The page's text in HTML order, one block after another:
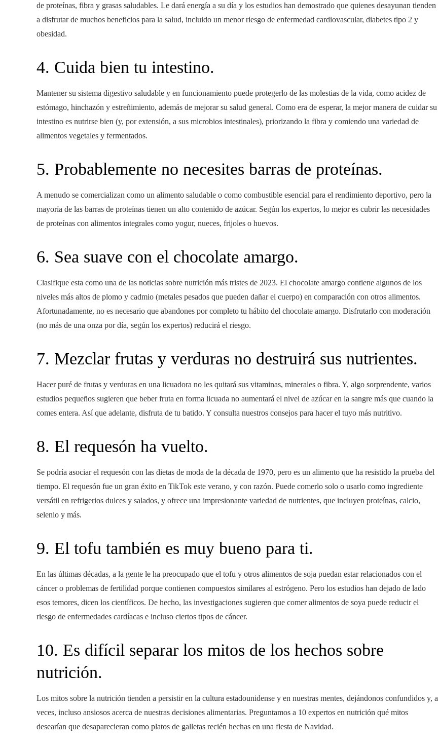
de proteínas, fibra y grasas saludables. Le dará energía a su día y los estudios han demostrado que quienes desayunan tienden
a disfrutar de muchos beneficios para la salud, incluido un menor riesgo de enfermedad cardiovascular, diabetes tipo 2 y
obesidad.
4. Cuida bien tu intestino.
Mantener su sistema digestivo saludable y en funcionamiento puede protegerlo de las molestias de la vida, como acidez de
estómago, hinchazón y estreñimiento, además de mejorar su salud general. Como era de esperar, la mejor manera de cuidar su
intestino es nutrirse bien (y, por extensión, a sus microbios intestinales), priorizando la fibra y comiendo una variedad de
alimentos vegetales y fermentados.
5. Probablemente no necesites barras de proteínas.
A menudo se comercializan como un alimento saludable o como combustible esencial para el rendimiento deportivo, pero la
mayoría de las barras de proteínas tienen un alto contenido de azúcar. Según los expertos, lo mejor es cubrir las necesidades
de proteínas con alimentos integrales como yogur, nueces, frijoles o huevos.
6. Sea suave con el chocolate amargo.
Clasifique esta como una de las noticias sobre nutrición más tristes de 2023. El chocolate amargo contiene algunos de los
niveles más altos de plomo y cadmio (metales pesados ​​que pueden dañar el cuerpo) en comparación con otros alimentos.
Afortunadamente, no es necesario que abandones por completo tu hábito del chocolate amargo. Disfrutarlo con moderación
(no más de una onza por día, según los expertos) reducirá el riesgo.
7. Mezclar frutas y verduras no destruirá sus nutrientes.
Hacer puré de frutas y verduras en una licuadora no les quitará sus vitaminas, minerales o fibra. Y, algo sorprendente, varios
estudios pequeños sugieren que beber fruta en forma licuada no aumentará el nivel de azúcar en la sangre más que cuando la
comes entera. Así que adelante, disfruta de tu batido. Y consulta nuestros consejos para hacer el tuyo más nutritivo.
8. El requesón ha vuelto.
Se podría asociar el requesón con las dietas de moda de la década de 1970, pero es un alimento que ha resistido la prueba del
tiempo. El requesón fue un gran éxito en TikTok este verano, y con razón. Puede comerlo solo o usarlo como ingrediente
versátil en refrigerios dulces y salados, y ofrece una impresionante variedad de nutrientes, que incluyen proteínas, calcio,
selenio y más.
9. El tofu también es muy bueno para ti.
En las últimas décadas, a la gente le ha preocupado que el tofu y otros alimentos de soja puedan estar relacionados con el
cáncer o problemas de fertilidad porque contienen compuestos similares al estrógeno. Pero los estudios han dejado de lado
esos temores, dicen los científicos. De hecho, las investigaciones sugieren que comer alimentos de soya puede reducir el
riesgo de enfermedades cardíacas e incluso ciertos tipos de cáncer.
10. Es difícil separar los mitos de los hechos sobre
nutrición.
Los mitos sobre la nutrición tienden a persistir en la cultura estadounidense y en nuestras mentes, dejándonos confundidos y, a
veces, incluso ansiosos acerca de nuestras decisiones alimentarias. Preguntamos a 10 expertos en nutrición qué mitos
desearían que desaparecieran como platos de galletas recién hechas en una fiesta de Navidad.